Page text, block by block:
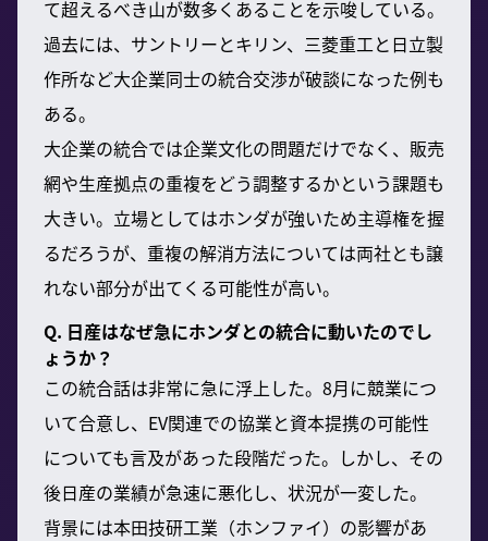
て超えるべき山が数多くあることを示唆している。
過去には、サントリーとキリン、三菱重工と日立製
作所など大企業同士の統合交渉が破談になった例も
ある。
大企業の統合では企業文化の問題だけでなく、販売
網や生産拠点の重複をどう調整するかという課題も
大きい。立場としてはホンダが強いため主導権を握
るだろうが、重複の解消方法については両社とも譲
れない部分が出てくる可能性が高い。
Q. 日産はなぜ急にホンダとの統合に動いたのでし
ょうか？
この統合話は非常に急に浮上した。8月に競業につ
いて合意し、EV関連での協業と資本提携の可能性
についても言及があった段階だった。しかし、その
後日産の業績が急速に悪化し、状況が一変した。
背景には本田技研工業（ホンファイ）の影響があ